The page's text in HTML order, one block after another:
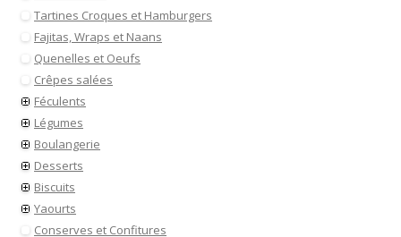
Tartines Croques et Hamburgers
Fajitas, Wraps et Naans
Quenelles et Oeufs
Crêpes salées
Féculents
Légumes
Boulangerie
Desserts
Biscuits
Yaourts
Conserves et Confitures